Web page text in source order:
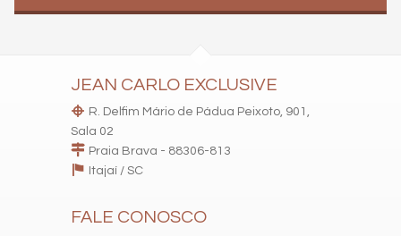
JEAN CARLO EXCLUSIVE
R. Delfim Mário de Pádua Peixoto, 901,
Sala 02
Praia Brava - 88306-813
Itajaí / SC
FALE CONOSCO